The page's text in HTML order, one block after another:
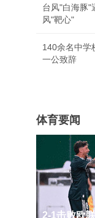
台风"白海豚"
风"靶心"
140余名中学
一公致辞
体育要闻
2-1击败欧